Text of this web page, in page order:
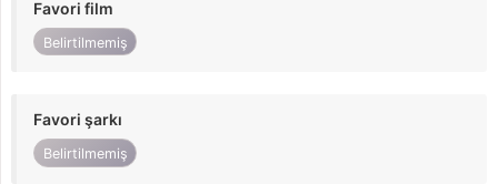
Favori film
Belirtilmemiş
Favori şarkı
Belirtilmemiş